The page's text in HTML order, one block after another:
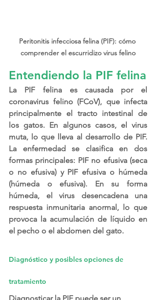
Peritonitis infecciosa felina (PIF): cómo
comprender el escurridizo virus felino
Entendiendo la PIF felina
La PIF felina es causada por el
coronavirus felino (FCoV), que infecta
principalmente el tracto intestinal de
los gatos. En algunos casos, el virus
muta, lo que lleva al desarrollo de PIF.
La enfermedad se clasifica en dos
formas principales: PIF no efusiva (seca
o no efusiva) y PIF efusiva o húmeda
(húmeda o efusiva). En su forma
húmeda, el virus desencadena una
respuesta inmunitaria anormal, lo que
provoca la acumulación de líquido en
el pecho o el abdomen del gato.
Diagnóstico y posibles opciones de
tratamiento